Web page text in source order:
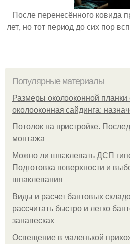
После перенесённого ковида
лет, но тот период до сих пор
Популярные материалы
Размеры околооконной планки
околооконная сайдинга:
Потолок на пристройке.
монтажа
Можно ли шпаклевать ДСП
Подготовка поверхности и
шпаклевания
Виды и расчет бантовых
рассчитать быстро и легко
занавесках
Освещение в маленькой